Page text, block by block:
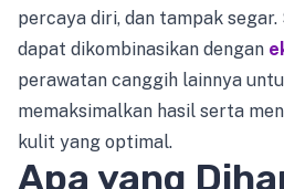
percaya diri, dan tampak
dapat dikombinasikan dengan
perawatan canggih lainnya
memaksimalkan hasil serta
kulit yang optimal.
Apa yang